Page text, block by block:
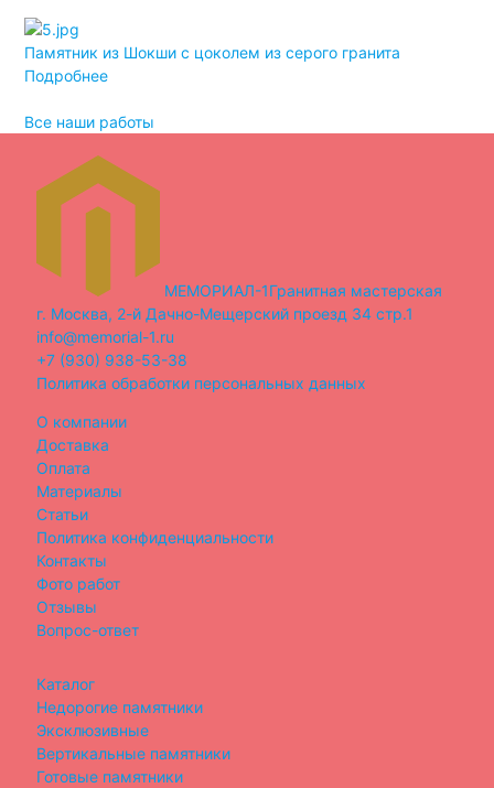
Памятник из Шокши с цоколем из серого гранита
Подробнее
Все наши работы
МЕМОРИАЛ-1Гранитная мастерская
г. Москва, 2-й Дачно-Мещерский проезд 34 стр.1
info@memorial-1.ru
+7 (930) 938-53-38
Политика обработки персональных данных
О компании
Доставка
Оплата
Материалы
Статьи
Политика конфиденциальности
Контакты
Фото работ
Отзывы
Вопрос-ответ
Каталог
Недорогие памятники
Эксклюзивные
Вертикальные памятники
Готовые памятники